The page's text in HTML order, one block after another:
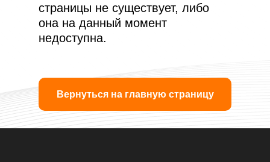
страницы не существует, либо
она на данный момент
недоступна.
Вернуться на главную страницу